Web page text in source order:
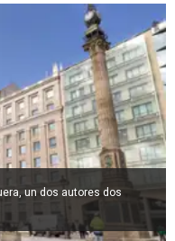
un dos autores dos